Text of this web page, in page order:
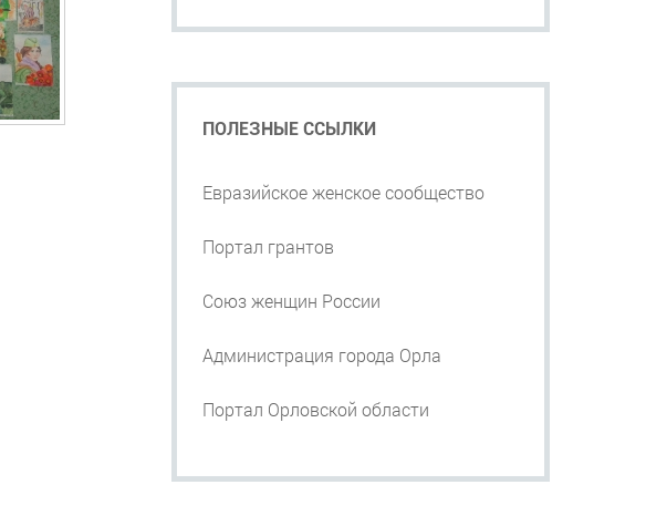
ПОЛЕЗНЫЕ ССЫЛКИ
Евразийское женское сообщество
Портал грантов
Союз женщин России
Администрация города Орла
Портал Орловской области